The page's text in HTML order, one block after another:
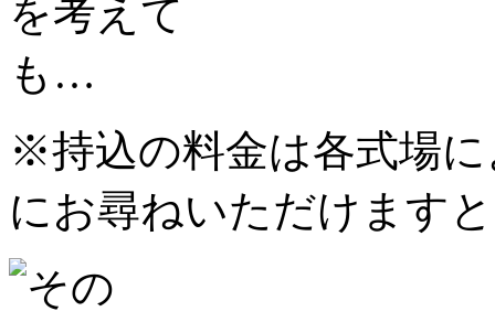
※持込の料金は各式場
にお尋ねいただけます